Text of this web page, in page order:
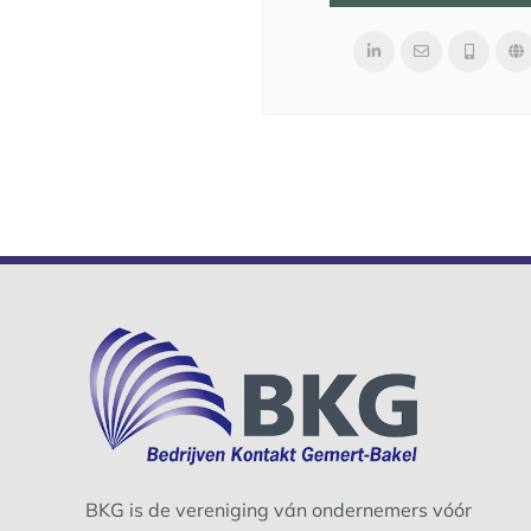
BKG is de vereniging ván ondernemers vóór